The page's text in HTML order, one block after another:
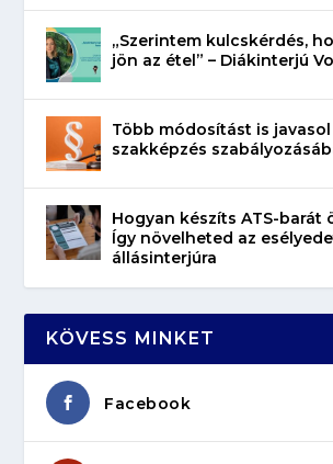
„Szerintem kulcskérdés,
jön az étel” – Diákinterjú
Több módosítást is javasol
szakképzés
Hogyan készíts ATS-barát
Így növelheted az
állásinterjúra
KÖVESS MINKET
Facebook